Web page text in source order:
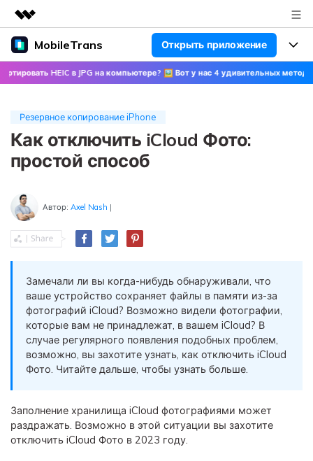
Рекомендуемые продукты
Цифровая креативность AIGC
Бизнес
О нас
Новости
Поддержка
MobileTrans Открыть приложение
Продукты
ПК
Перенос данных WhatsApp
приложений на ПК и
восстанавливайте данные.
Перенос данных смартфона
Передавайте сообщения,
фотографии, видео и многое
другое со смартфона на смартфон,
со смартфона на ПК и наоборот.
восстановление
Создавайте резервные копии для
18+ типов данных и данных
Цены
Цены для версий Windows
Скидки до 50%
Блог
Популярные темы
Конкурсы и мероприятия Скачать
HEIC в JPG на компьютере? 🖼 Вот у нас 4 удивительных метода! 🍀
Резервное копирование iPhone
Как отключить iCloud Фото:
простой способ
Автор:Axel Nash |
Замечали ли вы когда-нибудь обнаруживали, что
ваше устройство сохраняет файлы в памяти из-за
фотографий iCloud? Возможно видели фотографии,
которые вам не принадлежат, в вашем iCloud? В
случае регулярного появления подобных проблем,
возможно, вы захотите узнать, как отключить iCloud
Фото. Читайте дальше, чтобы узнать больше.
Заполнение хранилища iCloud фотографиями может
раздражать. Возможно в этой ситуации вы захотите
отключить iCloud Фото в 2023 году.